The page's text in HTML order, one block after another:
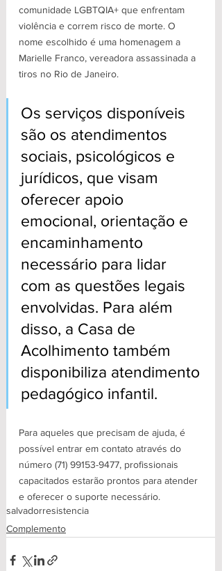
comunidade LGBTQIA+ que enfrentam
violência e correm risco de morte. O
nome escolhido é uma homenagem a
Marielle Franco, vereadora assassinada a
tiros no Rio de Janeiro.
Os serviços disponíveis
são os atendimentos
sociais, psicológicos e
jurídicos, que visam
oferecer apoio
emocional, orientação e
encaminhamento
necessário para lidar
com as questões legais
envolvidas. Para além
disso, a Casa de
Acolhimento também
disponibiliza atendimento
pedagógico infantil.
Para aqueles que precisam de ajuda, é
possível entrar em contato através do
número (71) 99153-9477, profissionais
capacitados estarão prontos para atender
e oferecer o suporte necessário.
salvadorresistencia
Complemento